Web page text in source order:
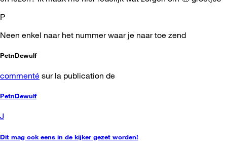
P
Neen enkel naar het nummer waar je naar toe zend
PetnDewulf
commenté sur la publication de
PetnDewulf
J
Dit mag ook eens in de kijker gezet worden!